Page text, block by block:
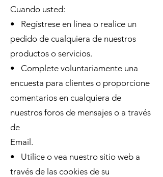
Cuando usted:
• Regístrese en línea o realice un
pedido de cualquiera de nuestros
productos o servicios.
• Complete voluntariamente una
encuesta para clientes o proporcione
comentarios en cualquiera de
nuestros foros de mensajes o a través
de
Email.
• Utilice o vea nuestro sitio web a
través de las cookies de su